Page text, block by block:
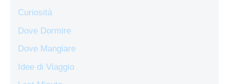
Curiosità
Dove Dormire
Dove Mangiare
Idee di Viaggio